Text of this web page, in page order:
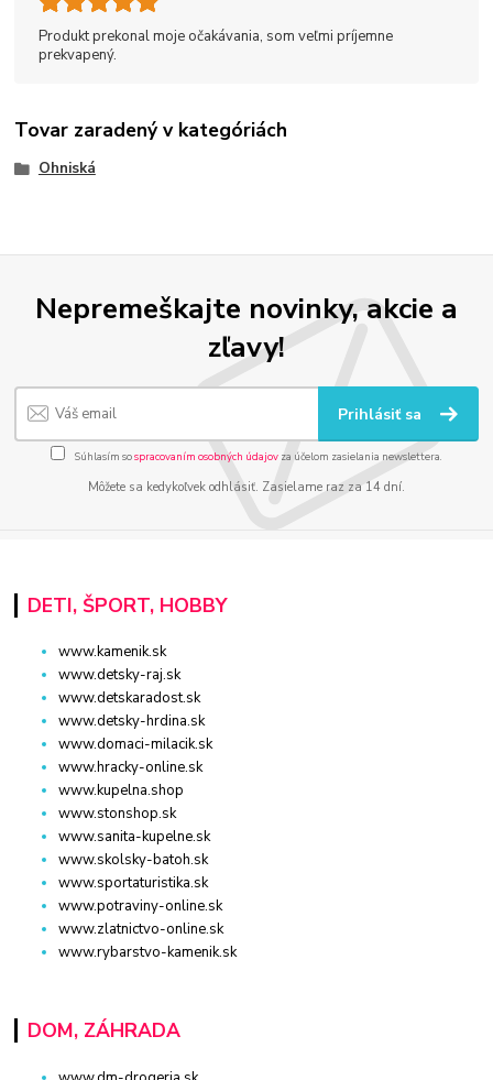
Produkt prekonal moje očakávania, som veľmi príjemne
prekvapený.
Tovar zaradený v kategóriách
Ohniská
Nepremeškajte novinky, akcie a
zľavy!
Prihlásiť sa
Súhlasím sospracovaním osobných údajov za účelom zasielania newslettera.
Môžete sa kedykoľvek odhlásiť. Zasielame raz za 14 dní.
DETI, ŠPORT, HOBBY
www.kamenik.sk
www.detsky-raj.sk
www.detskaradost.sk
www.detsky-hrdina.sk
www.domaci-milacik.sk
www.hracky-online.sk
www.kupelna.shop
www.stonshop.sk
www.sanita-kupelne.sk
www.skolsky-batoh.sk
www.sportaturistika.sk
www.potraviny-online.sk
www.zlatnictvo-online.sk
www.rybarstvo-kamenik.sk
DOM, ZÁHRADA